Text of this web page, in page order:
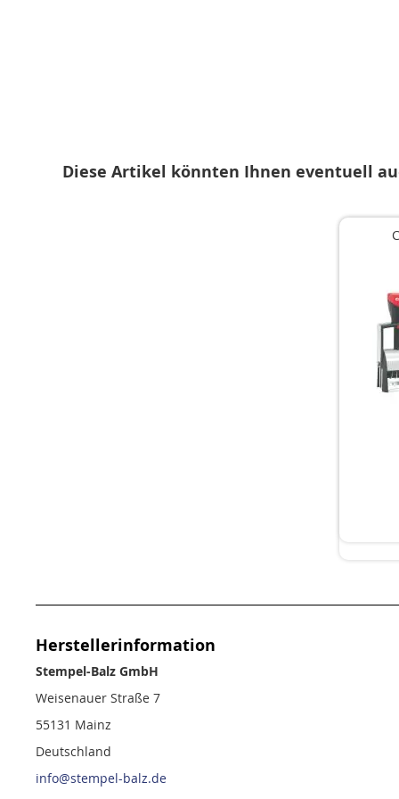
Diese Artikel könnten Ihnen eventuell
Herstellerinformation
Stempel-Balz GmbH
Weisenauer Straße 7
55131 Mainz
Deutschland
info@stempel-balz.de